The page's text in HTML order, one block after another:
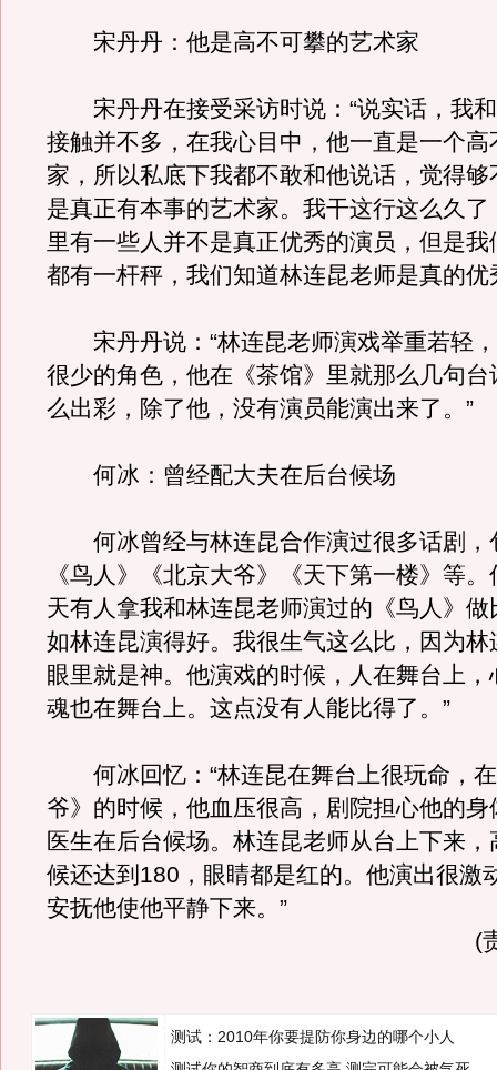
宋丹丹：他是高不可攀的艺术家
宋丹丹在接受采访时说：“说实话，我
接触并不多，在我心目中，他一直是一个高
家，所以私底下我都不敢和他说话，觉得够
是真正有本事的艺术家。我干这行这么久了
里有一些人并不是真正优秀的演员，但是
都有一杆秤，我们知道林连昆老师是真的优
宋丹丹说：“林连昆老师演戏举重若轻
很少的角色，他在《茶馆》里就那么几句台
么出彩，除了他，没有演员能演出来了。”
何冰：曾经配大夫在后台候场
何冰曾经与林连昆合作演过很多话剧，
《鸟人》《北京大爷》《天下第一楼》等。
天有人拿我和林连昆老师演过的《鸟人》做
如林连昆演得好。我很生气这么比，因为林
眼里就是神。他演戏的时候，人在舞台上
魂也在舞台上。这点没有人能比得了。”
何冰回忆：“林连昆在舞台上很玩命，
爷》的时候，他血压很高，剧院担心他的身
医生在后台候场。林连昆老师从台上下来
候还达到180，眼睛都是红的。他演出很激
安抚他使他平静下来。”
(
测试：2010年你要提防你身边的哪个小人